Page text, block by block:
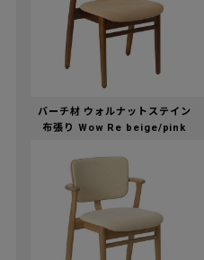
バーチ材 ウォルナットステイン
布張り Wow Re beige/pink